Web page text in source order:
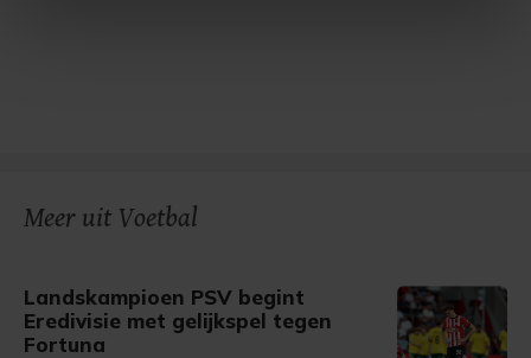
Meer uit Voetbal
Landskampioen PSV begint
Eredivisie met gelijkspel tegen
Fortuna